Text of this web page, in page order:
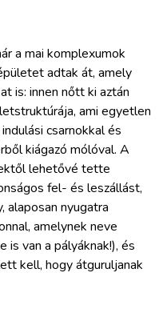
a mai komplexumok
adtak át, amely
is: innen nőtt ki aztán
ami egyetlen
csarnokkal és
kiágazó mólóval. A
lehetővé tette
fel- és leszállást,
alaposan nyugatra
amelynek neve
is van a pályáknak!), és
kell, hogy átguruljanak